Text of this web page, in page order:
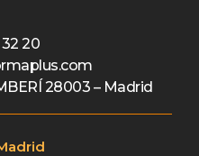
32 20
28003 – Madrid